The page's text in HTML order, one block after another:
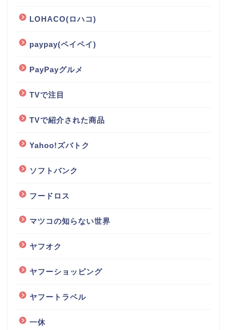
LOHACO(ロハコ)
paypay(ペイペイ)
PayPayグルメ
TVで注目
TVで紹介された商品
Yahoo!ズバトク
ソフトバンク
フードロス
マツコの知らない世界
ヤフオク
ヤフーショッピング
ヤフートラベル
一休